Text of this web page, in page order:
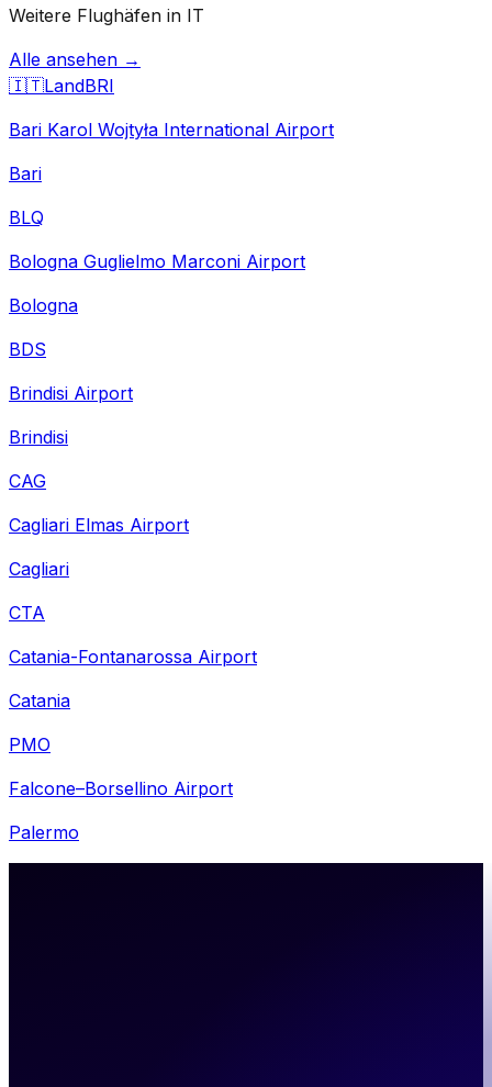
Weitere Flughäfen in IT
Alle ansehen →
🇮🇹LandBRI
Bari Karol Wojtyła International Airport
Bari
BLQ
Bologna Guglielmo Marconi Airport
Bologna
BDS
Brindisi Airport
Brindisi
CAG
Cagliari Elmas Airport
Cagliari
CTA
Catania-Fontanarossa Airport
Catania
PMO
Falcone–Borsellino Airport
Palermo